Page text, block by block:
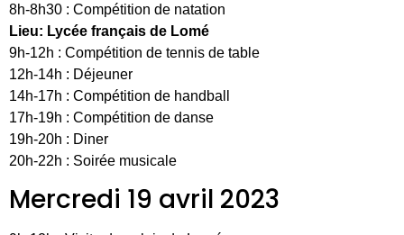
8h-8h30 : Compétition de natation
Lieu: Lycée français de Lomé
9h-12h : Compétition de tennis de table
12h-14h : Déjeuner
14h-17h : Compétition de handball
17h-19h : Compétition de danse
19h-20h : Diner
20h-22h : Soirée musicale
Mercredi 19 avril 2023